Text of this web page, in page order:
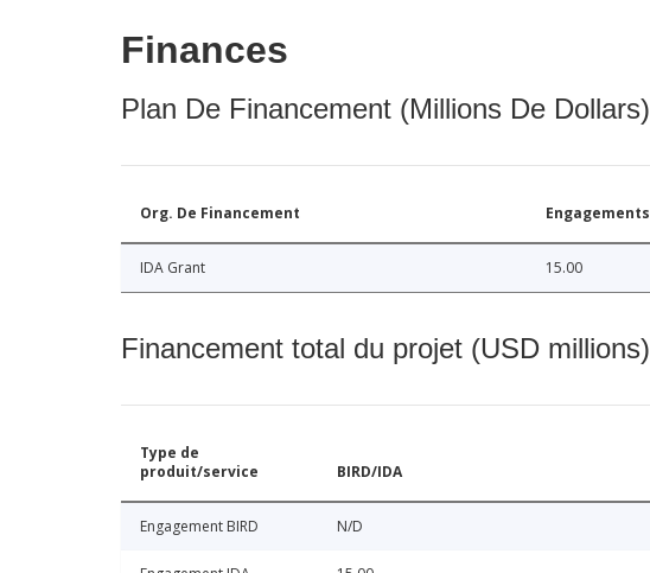
Finances
Plan De Financement (Millions De Dollars)
Org. De Financement Engagements
IDA Grant 15.00
Financement total du projet (USD millions)
Type de
produit/service
BIRD/IDA
Engagement BIRD N/D